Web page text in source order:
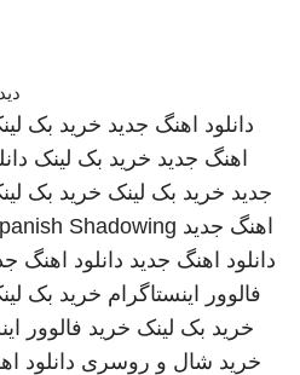
دانلود اهنگ جدید خرید بک
اهنگ جدید خرید بک لینک
جدید خرید بک لینک خرید بک
اهنگ جدید Shadowing
دانلود اهنگ جدید دانلود اهنگ
فالوور اینستاگرام خرید بک
خرید بک لینک خرید فالوور
خرید شال و روسری دانلود